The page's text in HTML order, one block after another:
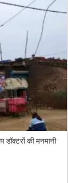
की मनमानी